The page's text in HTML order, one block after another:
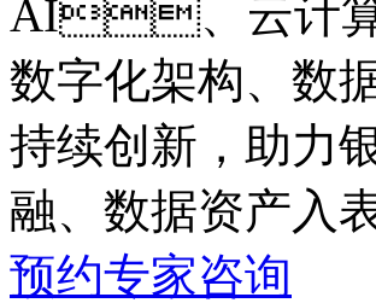
AI、云计算和
数字化架构、数
持续创新，助
融、数据资产
预约专家咨询